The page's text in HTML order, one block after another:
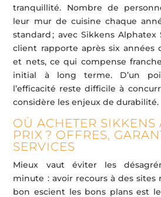
tranquillité. Nombre de
leur mur de cuisine chaque
standard ; avec Sikkens Alphatex
client rapporte après six années
et nets, ce qui compense
initial à long terme. D’un
l’efficacité reste difficile à
considère les enjeux de durabilité.
OÙ ACHETER
PRIX ? OFFRES,
SERVICES
Mieux vaut éviter les
minute : avoir recours à des sites
bon escient les bons plans est